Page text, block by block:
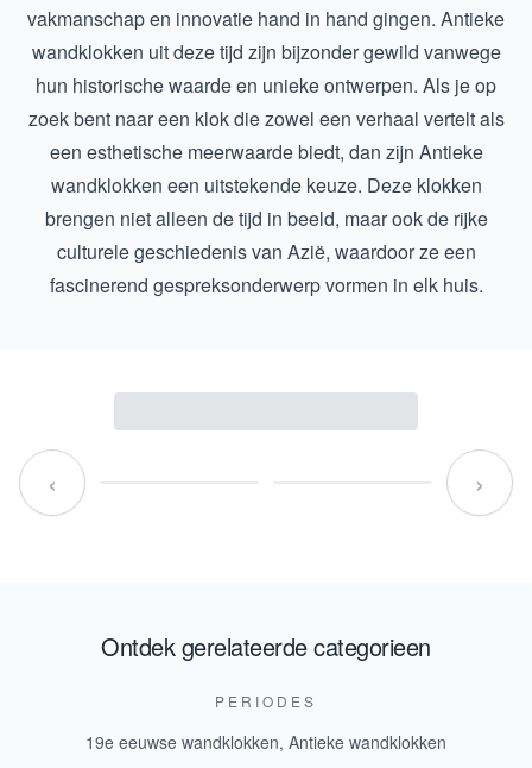
vakmanschap en innovatie hand in hand gingen. Antieke
wandklokken uit deze tijd zijn bijzonder gewild vanwege
hun historische waarde en unieke ontwerpen. Als je op
zoek bent naar een klok die zowel een verhaal vertelt als
een esthetische meerwaarde biedt, dan zijn Antieke
wandklokken een uitstekende keuze. Deze klokken
brengen niet alleen de tijd in beeld, maar ook de rijke
culturele geschiedenis van Azië, waardoor ze een
fascinerend gespreksonderwerp vormen in elk huis.
‹ ›
Ontdek gerelateerde categorieen
PERIODES
19e eeuwse wandklokken, Antieke wandklokken